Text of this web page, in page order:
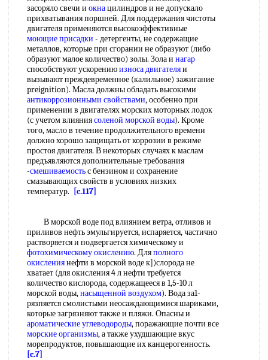
засоряло свечи и окнацилиндров и не допускало
прихватывания поршней. Для поддержания чистоты
двигателя применяются высокоэффективные
моющие присадки - детергенты, не содержащие
металлов, которые при сгорании не образуют (либо
образуют малое количество) золы. Зола и нагар
способствуют ускорениюизноса двигателяи
вызывают преждевременное (калильное) зажигание
preignition). Масла должны обладать высокими
антикоррозионными свойствами, особенно при
применении в двигателях морских моторных лодок
(с учетом влияниясоленой морской воды). Кроме
того, масло в течение продолжительного времени
должно хорошо защищать от коррозии в режиме
простоя двигателя. В некоторых случаях к маслам
предъявляются дополнительные требования
-смешиваемостьс бензином и сохранение
смазывающих свойств в условиях низких
температур.
[c.117]
В морской воде под влиянием ветра, отливов и
приливов нефть эмульгируется, испаряется, частично
растворяется и подвергается химическому и
фотохимическому окислению. Дляполного
окислениянефти в морской воде к])слорода не
хватает (для окисления 4 л нефти требуется
количество кислорода, содержащееся в 1,5-10 л
морской воды,насыщенной воздухом). Вода за1-
рязпяется смолистыми неосаждающимися шариками,
которые загрязняют также и пляжи. Опасны и
ароматические углеводороды, поражающие почти все
морские организмы, а также ухудшающие вкус
морепродуктов, повышающие их канцерогенность.
[c.7]